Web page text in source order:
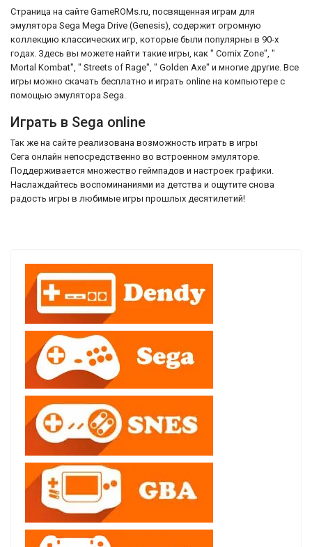
Страница на сайте GameROMs.ru, посвященная играм для
эмулятора Sega Mega Drive (Genesis), содержит огромную
коллекцию классических игр, которые были популярны в 90-х
годах. Здесь вы можете найти такие игры, как " Comix Zone", "
Mortal Kombat", " Streets of Rage", " Golden Axe" и многие другие. Все
игры можно скачать бесплатно и играть online на компьютере с
помощью эмулятора Sega.
Играть в Sega online
Так же на сайте реализована возможность играть в игры
Сега онлайн непосредственно во встроенном эмуляторе.
Поддерживается множество геймпадов и настроек графики.
Наслаждайтесь воспоминаниями из детства и ощутите снова
радость игры в любимые игры прошлых десятилетий!